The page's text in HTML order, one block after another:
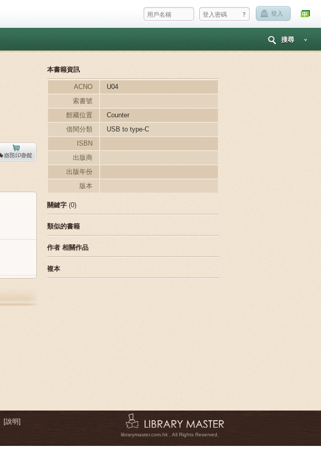
? 登入
搜尋
本書籍資訊
ACNO
U04
索書號
館藏位置
Counter
借閱分類
USB to type-C
ISBN
出版商
出版年份
版本
關鍵字 (0)
類似的書籍
作者 相關作品
複本
[說明]
librarymaster.com.hk . All Rights Reserved.